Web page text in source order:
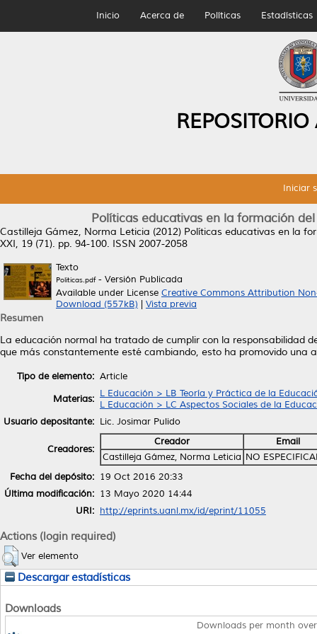
Inicio Acerca de Políticas Estadísticas
Iniciar
Políticas educativas en la formación
Castilleja Gámez, Norma Leticia (2012) Políticas educativas en la
XXI, 19 (71). pp. 94-100. ISSN 2007-2058
Texto
Politicas.pdf- Versión Publicada
Available under License Creative Commons Attribution
Download (557kB)
Vista previa
Resumen
La educación normal ha tratado de cumplir con la responsabilidad
que más constantemente esté cambiando, esto ha promovido una
Tipo de elemento: Article
Materias: L Educación > LB Teoría y Práctica de la
L Educación > LC Aspectos Sociales de la
Usuario depositante: Lic. Josimar Pulido
Creadores:
Creador
Email
Castilleja Gámez, Norma Leticia NO
Fecha del depósito: 19 Oct 2016 20:33
Última modificación: 13 Mayo 2020 14:44
URI: http://eprints.uanl.mx/id/eprint/11055
Actions (login required)
Ver elemento
Descargar estadísticas
Downloads
Downloads per month